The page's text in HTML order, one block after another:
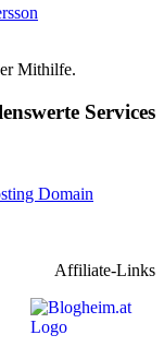
Mithilfe.
Services
Affiliate-Links